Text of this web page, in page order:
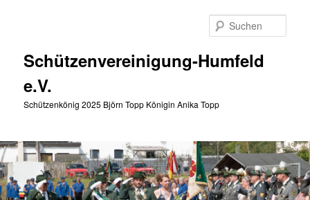
Schützenvereinigung-Humfeld
e.V.
Schützenkönig 2025 Björn Topp Königin Anika Topp